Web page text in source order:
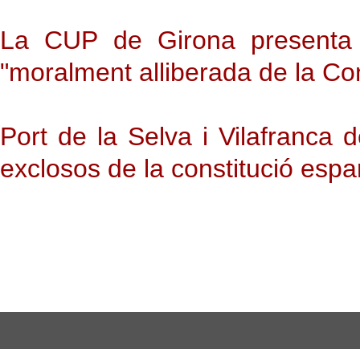
La CUP de Girona
"moralment alliberada de la
Port de la Selva i Vilafranca
exclosos de la constitució